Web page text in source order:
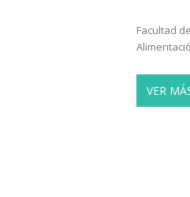
Facultad
VER